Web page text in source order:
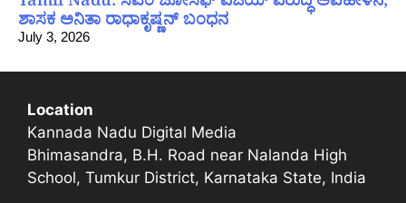
ಶಾಸಕ ಅನಿತಾ ರಾಧಾಕೃಷ್ಣನ್ ಬಂಧನ
July 3, 2026
Location
Kannada Nadu Digital Media
Bhimasandra, B.H. Road near Nalanda High
School, Tumkur District, Karnataka State, India